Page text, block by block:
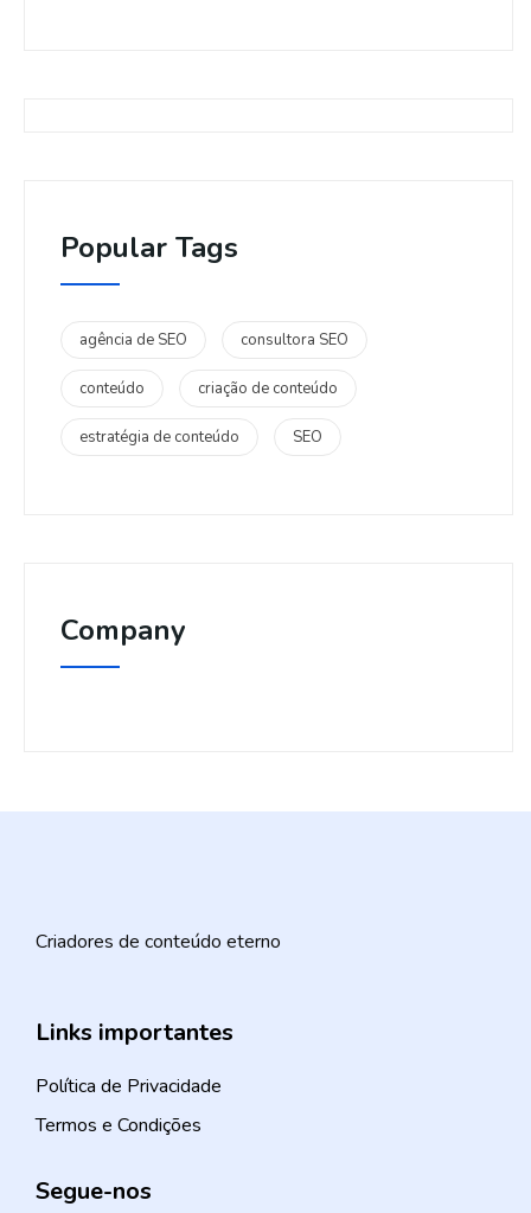
Popular Tags
agência de SEO consultora SEO
conteúdo criação de conteúdo
estratégia de conteúdo SEO
Company
Criadores de conteúdo eterno
Links importantes
Política de Privacidade
Termos e Condições
Segue-nos